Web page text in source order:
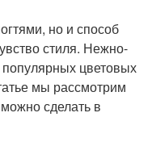
но и способ
стиля. Нежно-
цветовых
мы рассмотрим
сделать в